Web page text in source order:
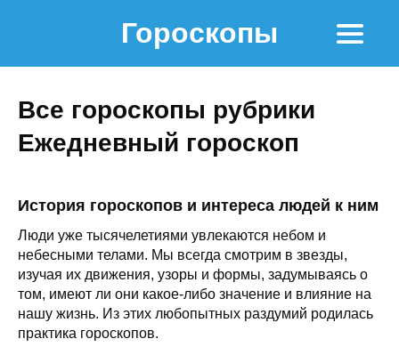
Гороскопы
Все гороскопы рубрики
Ежедневный гороскоп
История гороскопов и интереса людей к ним
Люди уже тысячелетиями увлекаются небом и
небесными телами. Мы всегда смотрим в звезды,
изучая их движения, узоры и формы, задумываясь о
том, имеют ли они какое-либо значение и влияние на
нашу жизнь. Из этих любопытных раздумий родилась
практика гороскопов.